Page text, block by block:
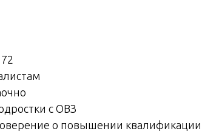
с ОВЗ
о повышении квалификации